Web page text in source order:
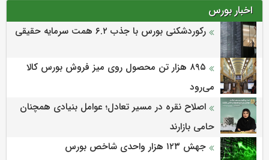
اخبار بورس
رکوردشکنی بورس با جذب ۶.۲ همت سرمایه حقیقی
۸۹۵ هزار تن محصول روی میز فروش بورس کالا
می‌‌رود
اصلاح نقره در مسیر تعادل؛ عوامل بنیادی همچنان
حامی بازارند
جهش ۱۲۳ هزار واحدی شاخص بورس